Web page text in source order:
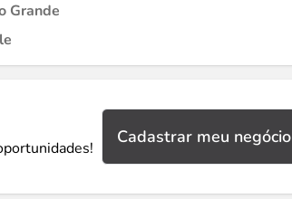
Grande
Cadastrar meu negócio